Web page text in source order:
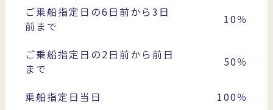
ご乗船指定日の6日前から3日
前まで
10％
ご乗船指定日の2日前から前日
まで
50％
乗船指定日当日 100％